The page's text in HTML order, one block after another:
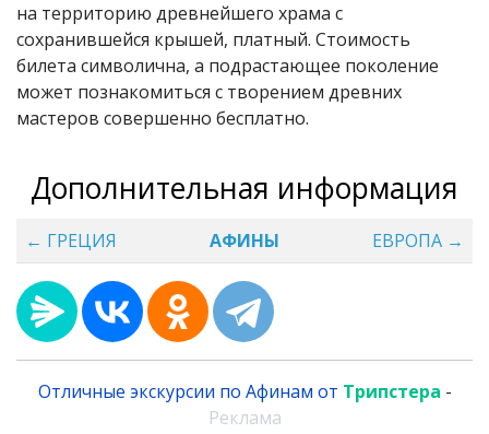
на территорию древнейшего храма с
сохранившейся крышей, платный. Стоимость
билета символична, а подрастающее поколение
может познакомиться с творением древних
мастеров совершенно бесплатно.
Дополнительная информация
← ГРЕЦИЯ АФИНЫ ЕВРОПА →
Отличные экскурсии по Афинам от Трипстера -
Реклама